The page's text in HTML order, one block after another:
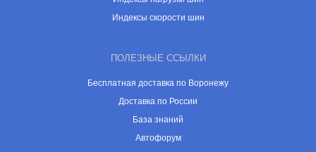
Индексы скорости шин
ПОЛЕЗНЫЕ ССЫЛКИ
Бесплатная доставка по Воронежу
Доставка по России
База знаний
Автофорум